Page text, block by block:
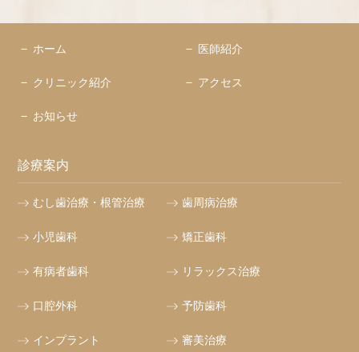
ホーム 医師紹介
クリニック紹介 アクセス
お知らせ
診療案内
むし歯治療・根管治療 歯周病治療
小児歯科 矯正歯科
有病者歯科 リラックス治療
口腔外科 予防歯科
インプラント 審美治療